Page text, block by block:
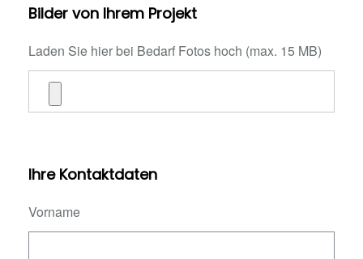
Bilder von Ihrem Projekt
Laden Sie hier bei Bedarf Fotos hoch (max. 15 MB)
Ihre Kontaktdaten
Vorname